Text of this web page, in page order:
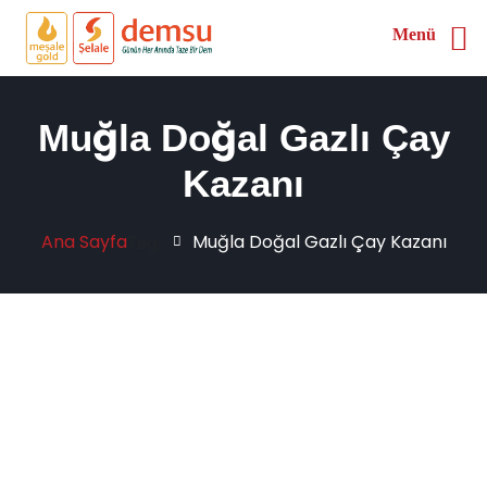
Muğla Doğal Gazlı Çay
Kazanı
Ana SayfaTag: Muğla Doğal Gazlı Çay Kazanı
Menü